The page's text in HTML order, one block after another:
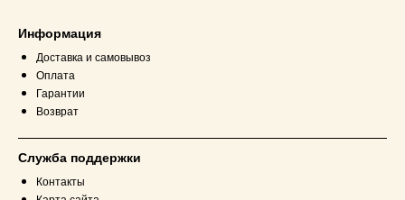
Информация
Доставка и самовывоз
Оплата
Гарантии
Возврат
Служба поддержки
Контакты